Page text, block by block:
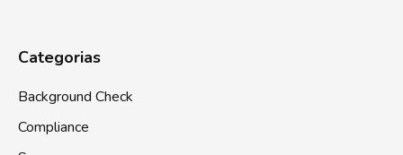
Categorias
Background Check
Compliance